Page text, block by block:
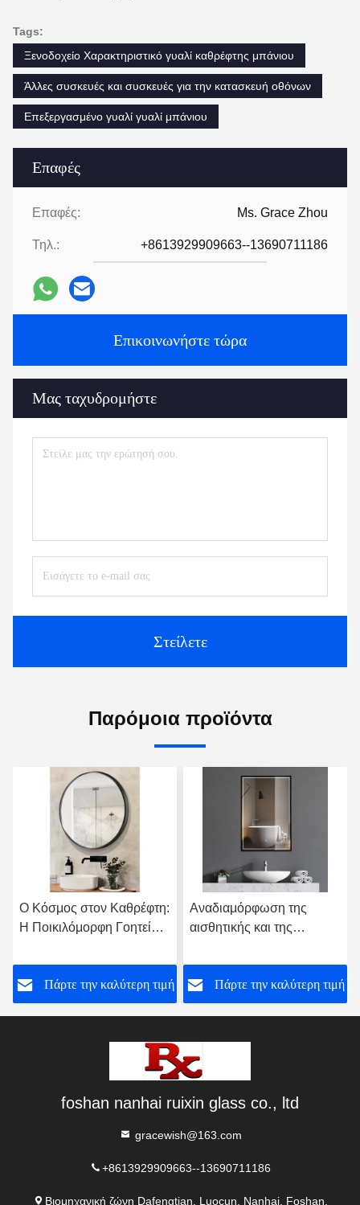
Επαφές
Επαφές: Ms. Grace Zhou
Τηλ.: +8613929909663--13690711186
Επικοινωνήστε τώρα
Μας ταχυδρομήστε
Στείλετε
Tags:
Ξενοδοχείο Χαρακτηριστικό γυαλί καθρέφτης μπάνιου
Άλλες συσκευές και συσκευές για την κατασκευή οθόνων
Επεξεργασμένο γυαλί γυαλί μπάνιου
Παρόμοια προϊόντα
τιμή
Αναδιαμόρφωση της
αισθητικής και της
πολυδιάστατη γοητεία των
έξυπνων καθρέφτες του
μπάνιου
Πάρτε την καλύτερη τιμή
Exploring the Charm
Bathroom Mirrors: A
of Advantages and
Diverse Application
Scenarios
Πάρτε την
foshan nanhai ruixin glass co., ltd
gracewish@163.com
+8613929909663--13690711186
Βιομηχανική ζώνη Dafengtian, Luocun, Nanhai, Foshan,